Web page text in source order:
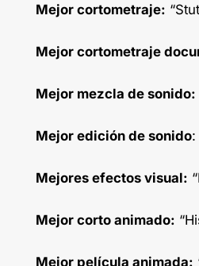
Mejor cortometraje:
Mejor cortometraje
Mejor mezcla de sonido:
Mejor edición de sonido:
Mejores efectos visual:
Mejor corto animado:
Mejor película animada: